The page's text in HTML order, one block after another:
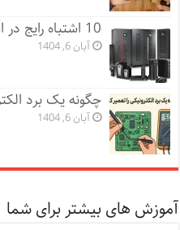
10 اشتباه رایج در استفاده از UPS و استابلایزر
آبان 6, 1404
چگونه یک برد
آبان 6, 1404
آموزش های بیشتر برای شما